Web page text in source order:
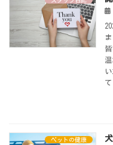
ペットの健康